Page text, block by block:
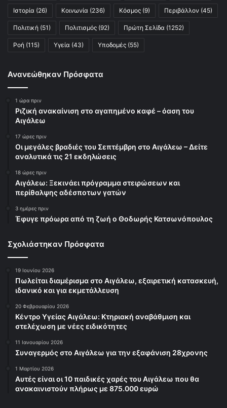
Ιστορία (26) Κοινωνία (236) Κόσμος (9) Περιβάλλον (45)
Πολιτική (51) Πολιτισμός (92) Πρώτη Σελίδα (1252)
Ροή (115) Υγεία (43) Υποδομές (55)
Ανανεώθηκαν Πρόσφατα
1 ώρα πριν
Ριζική ανακαίνιση στο αγαπημένο καφέ – όαση του
Αιγάλεω
17 ώρες πριν
Οι μεγάλες βραδιές του Σεπτέμβρη στο Αιγάλεω – Δείτε
αναλυτικά τις 21 εκδηλώσεις
18 ώρες πριν
Αιγάλεω: Ξεκινάει πρόγραμμα στειρώσεων και
περίθαλψης αδέσποτων γατών
3 ημέρες πριν
Έφυγε πρόωρα από τη ζωή ο Θοδωρής Κατσωνόπουλος
Σχολιάστηκαν Πρόσφατα
19 Ιουνίου 2026
Πωλείται διαμέρισμα στο Αιγάλεω, εξαιρετική κατασκευή,
ιδανικό και για εκμετάλλευση
20 Φεβρουαρίου 2026
Κέντρο Υγείας Αιγάλεω: Κτηριακή αναβάθμιση και
στελέχωση με νέες ειδικότητες
11 Ιανουαρίου 2026
Συναγερμός στο Αιγάλεω για την εξαφάνιση 28χρονης
1 Μαρτίου 2026
Αυτές είναι οι 10 παιδικές χαρές του Αιγάλεω που θα
ανακαινιστούν πλήρως με 875.000 ευρώ